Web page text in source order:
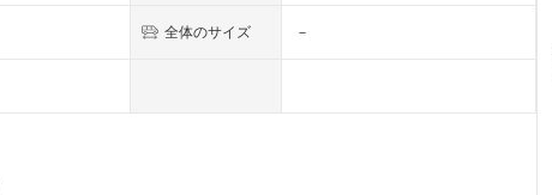
全体のサイズ －